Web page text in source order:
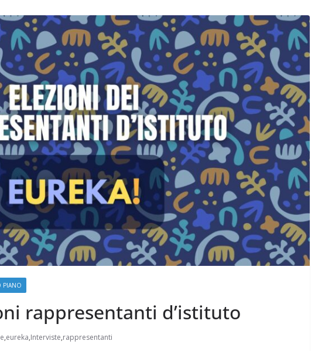
PIANO
rappresentanti d’istituto
,eureka,Interviste,rappresentanti
per la riforma della
L’ANNO DEI CINECOMICS: 2026 TRA FILM E
SERIE TV